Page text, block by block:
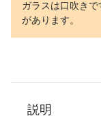
ガラスは口吹き
があります。
説明